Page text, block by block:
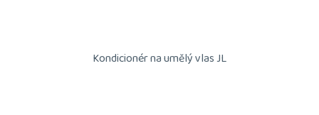
Kondicionér na umělý vlas JL